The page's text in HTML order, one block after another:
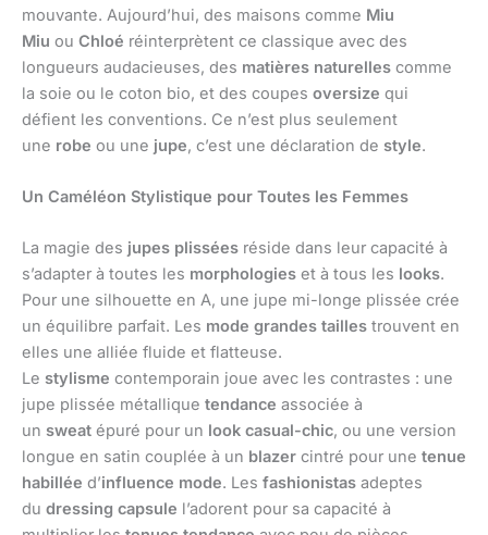
mouvante. Aujourd’hui, des maisons comme Miu
Miu ou Chloé réinterprètent ce classique avec des
longueurs audacieuses, des matières naturelles comme
la soie ou le coton bio, et des coupes oversize qui
défient les conventions. Ce n’est plus seulement
une robe ou une jupe, c’est une déclaration de style.
Un Caméléon Stylistique pour Toutes les Femmes
La magie des jupes plissées réside dans leur capacité à
s’adapter à toutes les morphologies et à tous les looks.
Pour une silhouette en A, une jupe mi-longe plissée crée
un équilibre parfait. Les mode grandes tailles trouvent en
elles une alliée fluide et flatteuse.
Le stylisme contemporain joue avec les contrastes : une
jupe plissée métallique tendance associée à
un sweat épuré pour un look casual-chic, ou une version
longue en satin couplée à un blazer cintré pour une tenue
habillée d’influence mode. Les fashionistas adeptes
du dressing capsule l’adorent pour sa capacité à